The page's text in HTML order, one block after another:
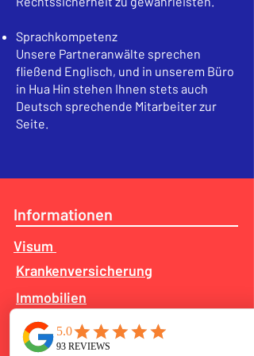
Sprachkompetenz
Unsere Partneranwälte sprechen
fließend Englisch, und in unserem Büro
in Hua Hin stehen Ihnen stets auch
Deutsch sprechende Mitarbeiter zur
Seite.
Informationen
Visum
Krankenversicherung
Immobilien
Services